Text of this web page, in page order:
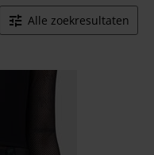
Alle zoekresultaten